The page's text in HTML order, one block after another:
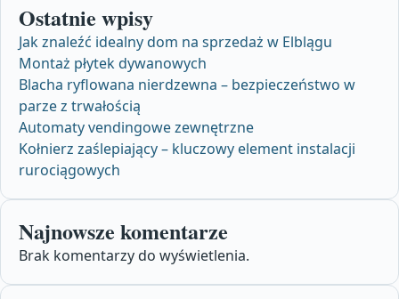
Ostatnie wpisy
Jak znaleźć idealny dom na sprzedaż w Elblągu
Montaż płytek dywanowych
Blacha ryflowana nierdzewna – bezpieczeństwo w
parze z trwałością
Automaty vendingowe zewnętrzne
Kołnierz zaślepiający – kluczowy element instalacji
rurociągowych
Najnowsze komentarze
Brak komentarzy do wyświetlenia.